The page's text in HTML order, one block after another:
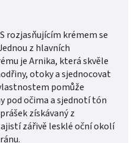
rozjasňujícím krémem se
z hlavních
je Arnika, která skvěle
otoky a sjednocovat
pomůže
pod očima a sjednotí tón
získávaný z
zářivě lesklé oční okolí